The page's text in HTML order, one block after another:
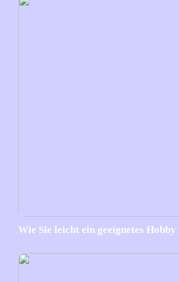
Wie Sie leicht ein geeignetes Hobby